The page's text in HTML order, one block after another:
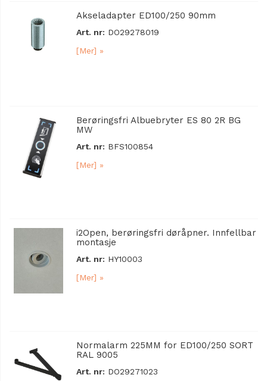
Akseladapter ED100/250 90mm
Art. nr: DO29278019
[Mer] »
Berøringsfri Albuebryter ES 80 2R BG
MW
Art. nr: BFS100854
[Mer] »
i2Open, berøringsfri døråpner. Innfellbar
montasje
Art. nr: HY10003
[Mer] »
Normalarm 225MM for ED100/250 SORT
RAL 9005
Art. nr: DO29271023